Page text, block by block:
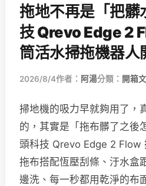
拖地不再是「把髒
技 Qrevo Edge 2
筒活水掃拖機器人
2026/8/4作者： 阿湯分類： 開箱
掃地機的吸力早就夠用了，
的，其實是「拖布髒了之後
頭科技 Qrevo Edge 2 Flow
拖布搭配恆壓刮條、汙水盒
邊洗、每一秒都用乾淨的布